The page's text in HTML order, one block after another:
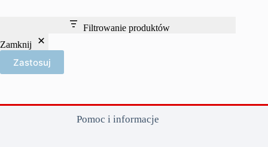
Filtrowanie produktów
Zamknij
Zastosuj
Pomoc i informacje